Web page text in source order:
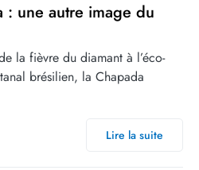
: une autre image du
la fièvre du diamant à l’éco-
brésilien, la Chapada
Lire la suite